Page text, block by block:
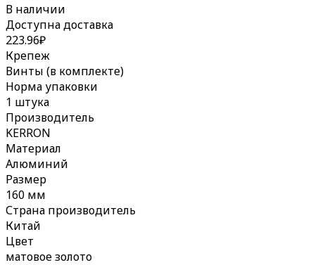
В наличии
Доступна доставка
223.96₽
Крепеж
Винты (в комплекте)
Норма упаковки
1 штука
Производитель
KERRON
Материал
Алюминий
Размер
160 мм
Страна производитель
Китай
Цвет
матовое золото